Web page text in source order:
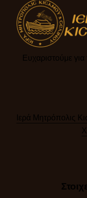
Ευχαριστούμε
Ιερά Μητρόπολις